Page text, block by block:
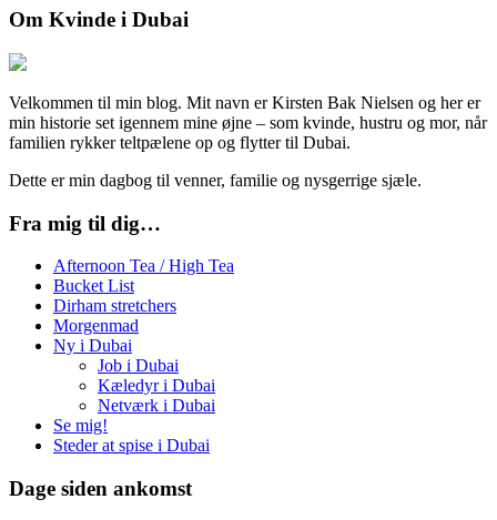
Om Kvinde i Dubai
Velkommen til min blog. Mit navn er Kirsten Bak Nielsen og her er
min historie set igennem mine øjne – som kvinde, hustru og mor, når
familien rykker teltpælene op og flytter til Dubai.
Dette er min dagbog til venner, familie og nysgerrige sjæle.
Fra mig til dig…
Afternoon Tea / High Tea
Bucket List
Dirham stretchers
Morgenmad
Ny i Dubai
Job i Dubai
Kæledyr i Dubai
Netværk i Dubai
Se mig!
Steder at spise i Dubai
Dage siden ankomst